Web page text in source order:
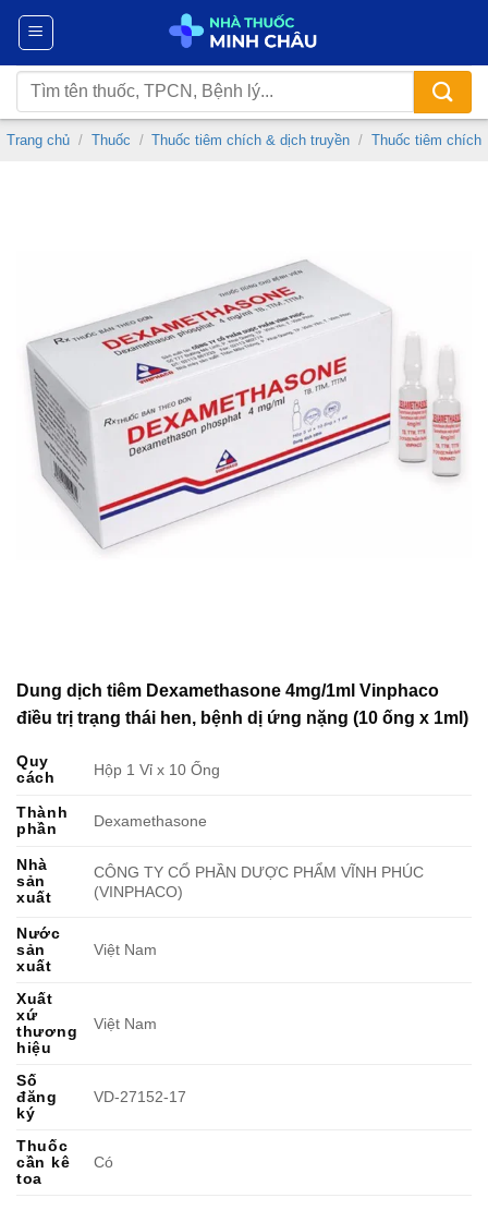
Chuyển
nội
dung
Tìm
kiếm:
Trang chủ / Thuốc / Thuốc tiêm chích & dịch truyền / Thuốc tiêm chích
Dung dịch tiêm Dexamethasone 4mg/1ml Vinphaco
điều trị trạng thái hen, bệnh dị ứng nặng (10 ống x 1ml)
Quy
cách
Hộp 1 Vỉ x 10 Ống
Thành
phần
Dexamethasone
Nhà
sản
xuất
CÔNG TY CỔ PHẦN DƯỢC PHẨM VĨNH PHÚC
(VINPHACO)
Nước
sản
xuất
Việt Nam
Xuất
xứ
thương
hiệu
Việt Nam
Số
đăng
ký
VD-27152-17
Thuốc
cần kê
toa
Có